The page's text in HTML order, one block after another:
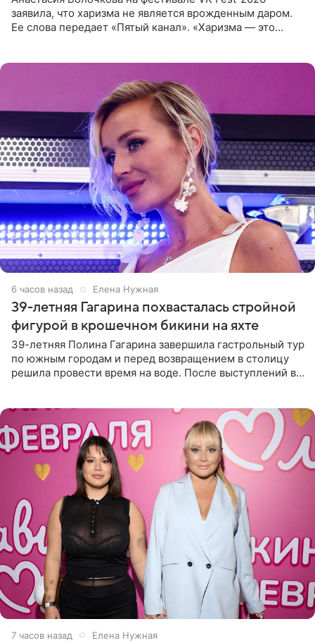
заявила, что харизма не является врожденным даром.
Ее слова передает «Пятый канал». «Харизма — это
6 часов назад Елена Нужная
39-летняя Гагарина похвасталась стройной
фигурой в крошечном бикини на яхте
39-летняя Полина Гагарина завершила гастрольный тур
по южным городам и перед возвращением в столицу
решила провести время на воде. После выступлений в
7 часов назад Елена Нужная